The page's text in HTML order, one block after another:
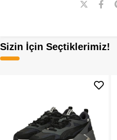
Sizin İçin Seçtiklerimiz!